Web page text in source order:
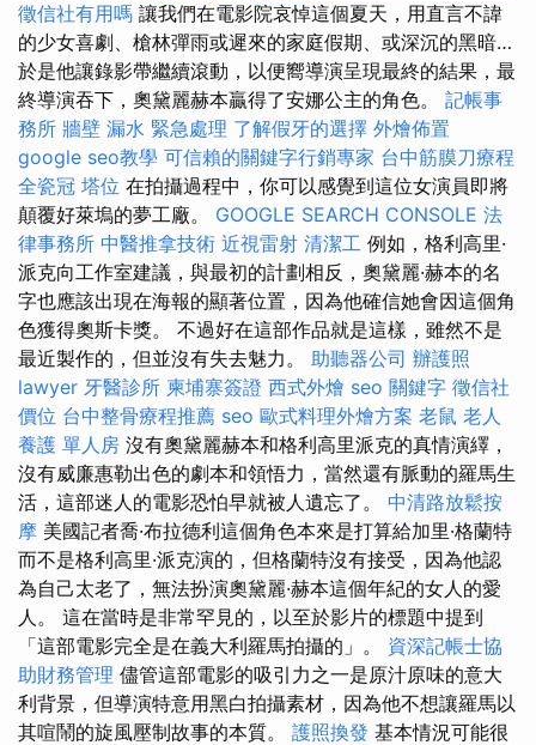
徵信社有用嗎 讓我們在電影院哀悼這個夏天，用直言不諱
的少女喜劇、槍林彈雨或遲來的家庭假期、或深沉的黑暗…
於是他讓錄影帶繼續滾動，以便嚮導演呈現最終的結果，最
終導演吞下，奧黛麗赫本贏得了安娜公主的角色。 記帳事
務所 牆壁 漏水 緊急處理 了解假牙的選擇 外燴佈置
google seo教學 可信賴的關鍵字行銷專家 台中筋膜刀療程
全瓷冠 塔位 在拍攝過程中，你可以感覺到這位女演員即將
顛覆好萊塢的夢工廠。 GOOGLE SEARCH CONSOLE 法
律事務所 中醫推拿技術 近視雷射 清潔工 例如，格利高里·
派克向工作室建議，與最初的計劃相反，奧黛麗·赫本的名
字也應該出現在海報的顯著位置，因為他確信她會因這個角
色獲得奧斯卡獎。 不過好在這部作品就是這樣，雖然不是
最近製作的，但並沒有失去魅力。 助聽器公司 辦護照
lawyer 牙醫診所 柬埔寨簽證 西式外燴 seo 關鍵字 徵信社
價位 台中整骨療程推薦 seo 歐式料理外燴方案 老鼠 老人
養護 單人房 沒有奧黛麗赫本和格利高里派克的真情演繹，
沒有威廉惠勒出色的劇本和領悟力，當然還有脈動的羅馬生
活，這部迷人的電影恐怕早就被人遺忘了。 中清路放鬆按
摩 美國記者喬·布拉德利這個角色本來是打算給加里·格蘭特
而不是格利高里·派克演的，但格蘭特沒有接受，因為他認
為自己太老了，無法扮演奧黛麗·赫本這個年紀的女人的愛
人。 這在當時是非常罕見的，以至於影片的標題中提到
「這部電影完全是在義大利羅馬拍攝的」。 資深記帳士協
助財務管理 儘管這部電影的吸引力之一是原汁原味的意大
利背景，但導演特意用黑白拍攝素材，因為他不想讓羅馬以
其喧鬧的旋風壓制故事的本質。 護照換發 基本情況可能很